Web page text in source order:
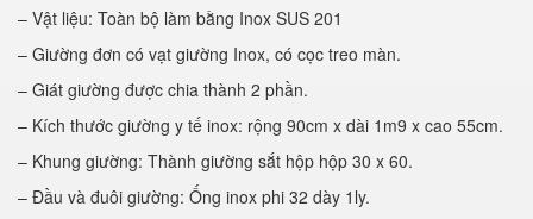
– Vật liệu: Toàn bộ làm bằng Inox SUS 201
– Giường đơn có vạt giường Inox, có cọc treo màn.
– Giát giường được chia thành 2 phần.
– Kích thước giường y tế inox: rộng 90cm x dài 1m9 x cao 55cm.
– Khung giường: Thành giường sắt hộp hộp 30 x 60.
– Đầu và đuôi giường: Ống inox phi 32 dày 1ly.